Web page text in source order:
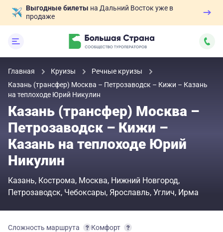
Выгодные билеты на Дальний Восток уже в
продаже
Главная Круизы
Речные круизы
Казань (трансфер) Москва – Петрозаводск – Кижи – Казань
на теплоходе Юрий Никулин
Казань (трансфер) Москва –
Петрозаводск – Кижи –
Казань на теплоходе Юрий
Никулин
Казань Кострома Москва Нижний Новгород
Петрозаводск Чебоксары Ярославль Углич Ирма
Сложность маршрута Комфорт